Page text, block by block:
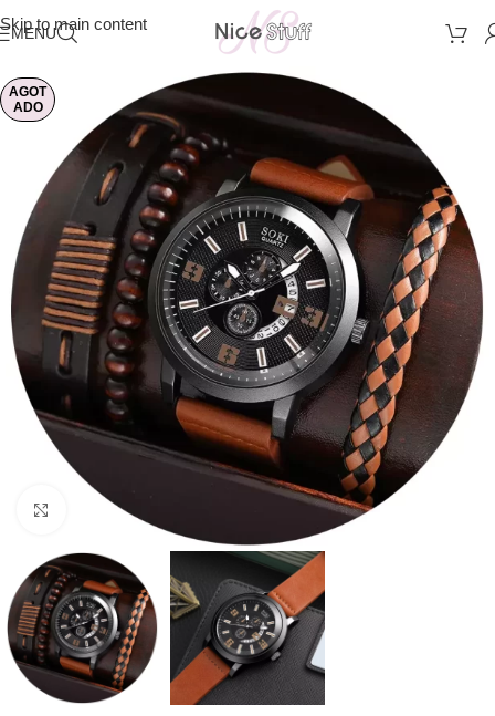
Skip to main content
MENU
AGOT
ADO
Click to enlarge